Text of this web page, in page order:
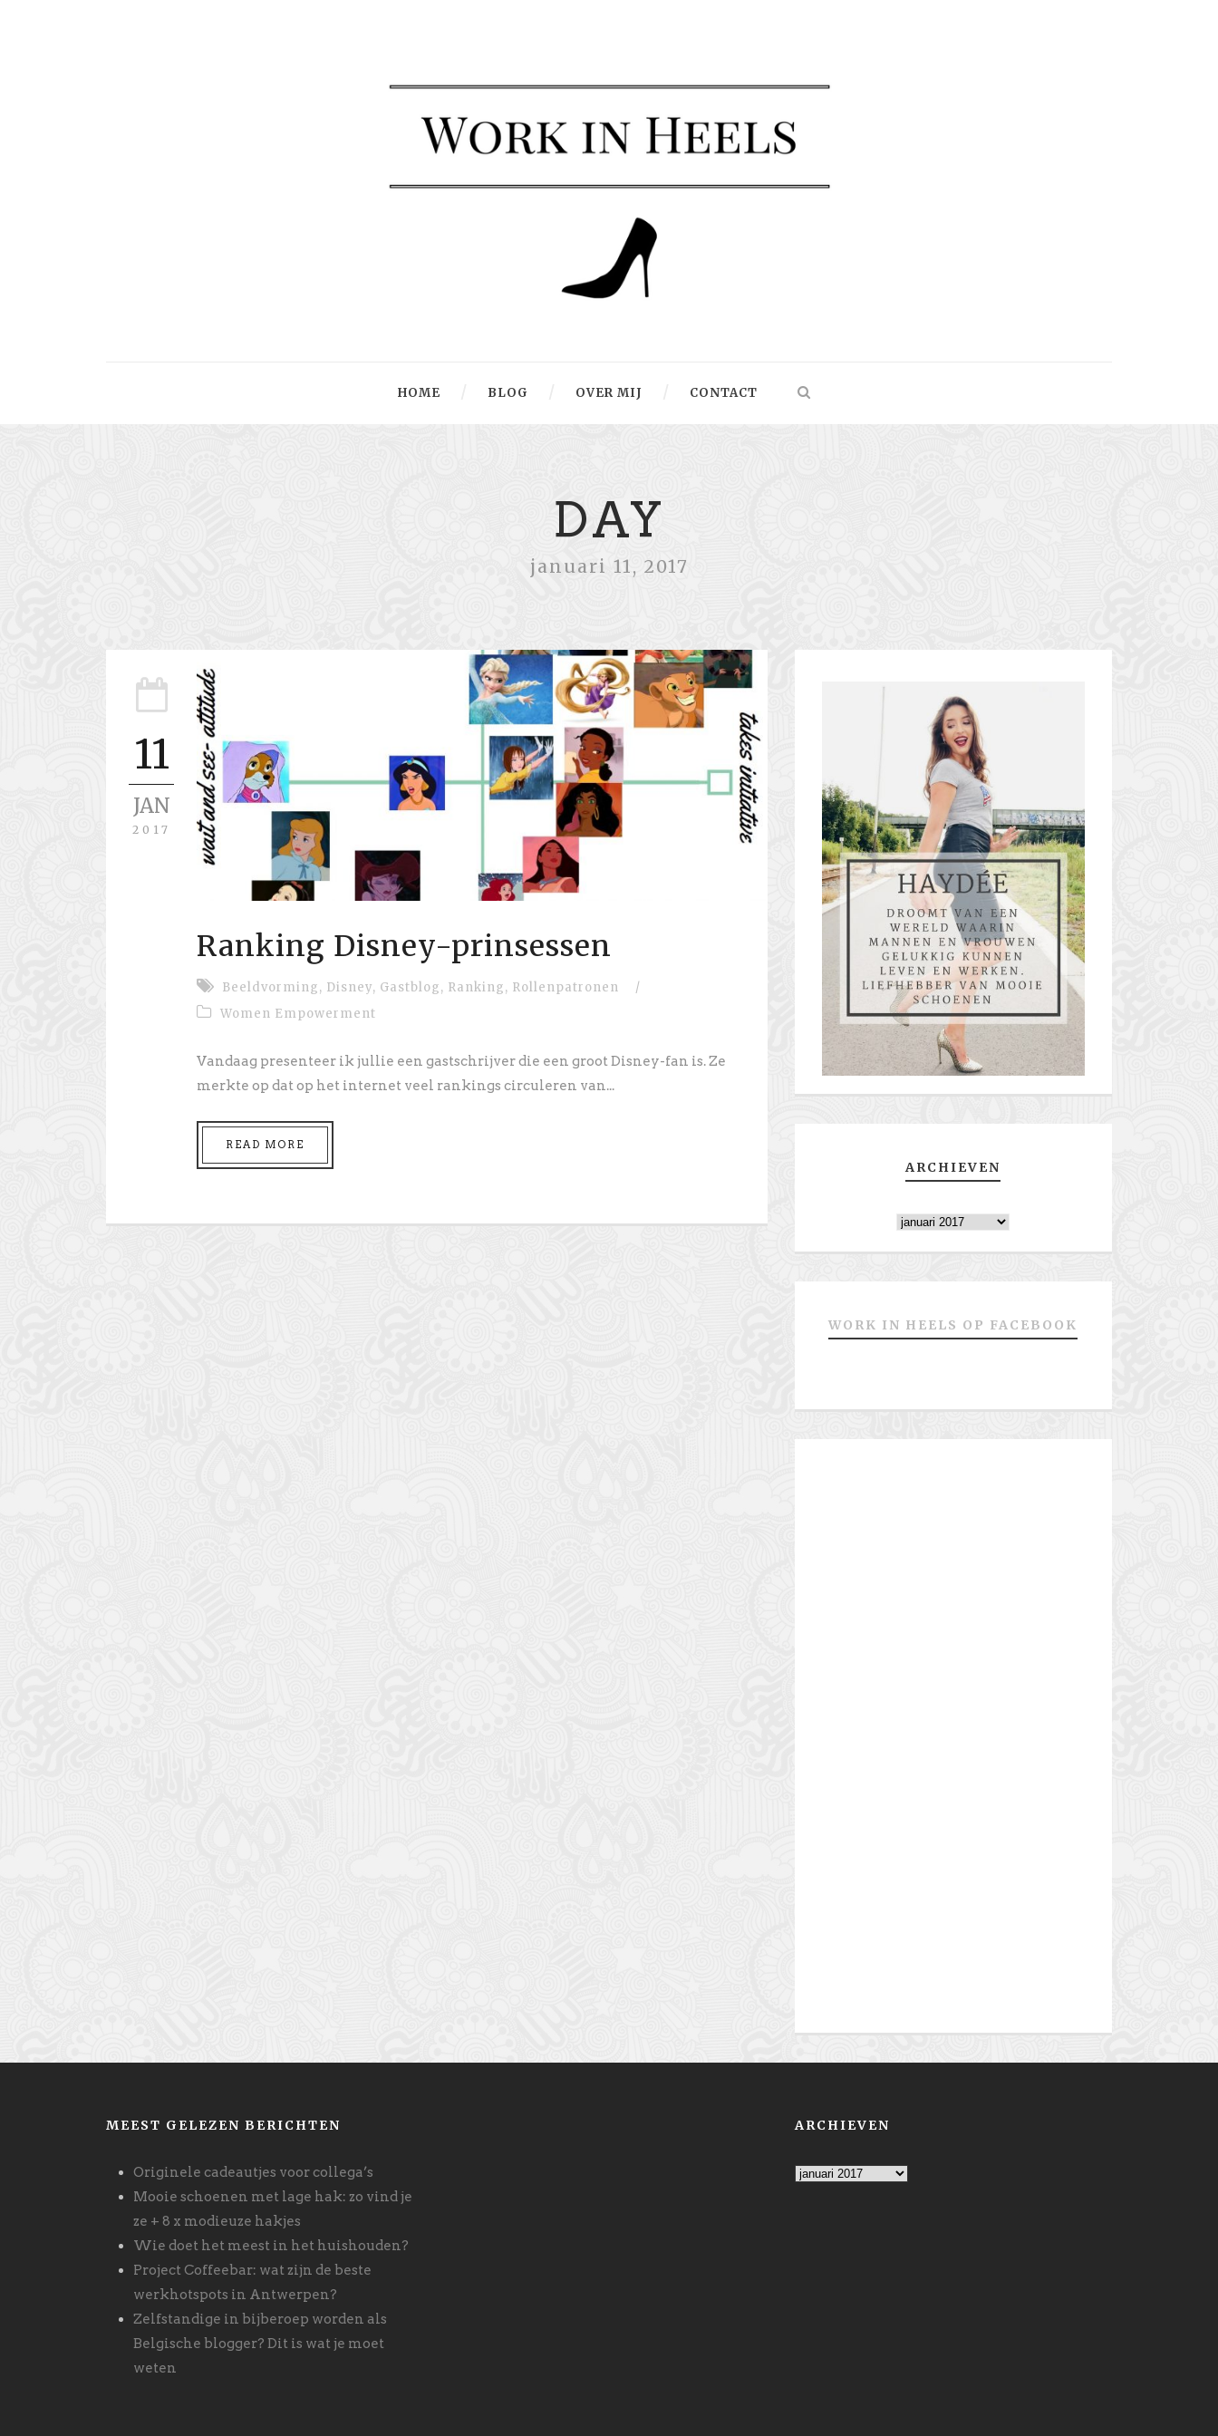
HOME BLOG OVER MIJ CONTACT
DAY
januari 11, 2017
11
JAN
2017
Ranking Disney-prinsessen
Beeldvorming, Disney, Gastblog, Ranking, Rollenpatronen
/
Women Empowerment
Vandaag presenteer ik jullie een gastschrijver die een groot Disney-fan is. Ze
merkte op dat op het internet veel rankings circuleren van...
READ MORE
ARCHIEVEN
Archieven
WORK IN HEELS OP FACEBOOK
MEEST GELEZEN BERICHTEN
Originele cadeautjes voor collega’s
Mooie schoenen met lage hak: zo vind je
ze + 8 x modieuze hakjes
Wie doet het meest in het huishouden?
Project Coffeebar: wat zijn de beste
werkhotspots in Antwerpen?
Zelfstandige in bijberoep worden als
Belgische blogger? Dit is wat je moet
weten
ARCHIEVEN
Archieven